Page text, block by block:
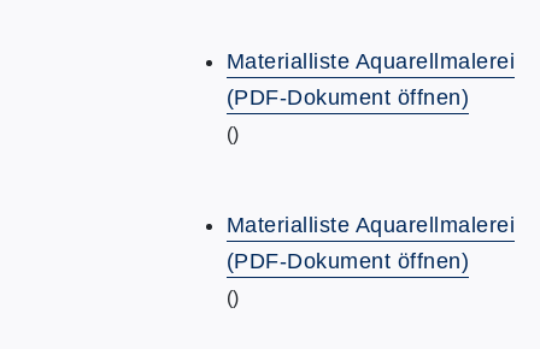
Materialliste Aquarellmalerei
(PDF-Dokument öffnen)
()
Materialliste Aquarellmalerei
(PDF-Dokument öffnen)
()